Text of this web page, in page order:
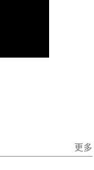
更多